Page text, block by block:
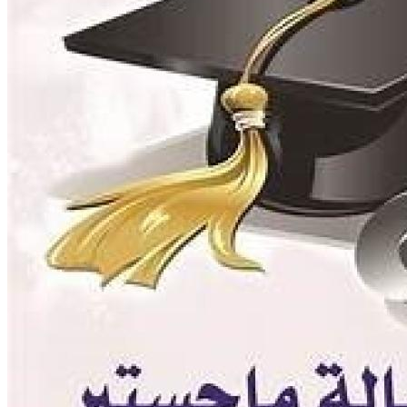
تليفونات تهمك
الجوائز والمراكز خلال العام الجامعى 2019-2020
الأنشطة الطلابية
2016-2017
2019-2020
2020-2021
الخريجون
ملتقى الخريجين
خريجى الكلية
المستندات المطلوبة لاستخراج شهادات التخرج
الحياة الأكاديمية
الأقسام العلمية
الإقتصاد الزراعى
الألـــبان
أمراض النبات